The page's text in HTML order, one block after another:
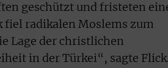
geschützt und fristeten
fiel radikalen Moslems zum
Lage der christlichen
in der Türkei“, sagte Flick.